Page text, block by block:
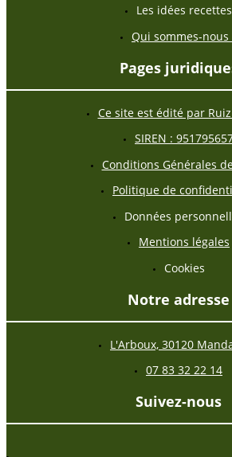
Les idées recettes
Qui sommes-nous
Pages
Ce site est édité par
SIREN :
Conditions Générales
Politique de
Données
Mentions légales
Cookies
Notre adresse
L'Arboux, 30120
07 83 32 22 14
Suivez-nous